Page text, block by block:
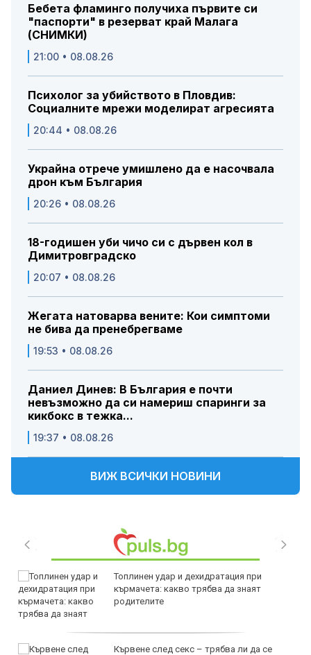
Бебета фламинго получиха първите си
"паспорти" в резерват край Малага
(СНИМКИ)
21:00 • 08.08.26
Психолог за убийството в Пловдив:
Социалните мрежи моделират агресията
20:44 • 08.08.26
Украйна отрече умишлено да е насочвала
дрон към България
20:26 • 08.08.26
18-годишен уби чичо си с дървен кол в
Димитровградско
20:07 • 08.08.26
Жегата натоварва вените: Кои симптоми
не бива да пренебрегваме
19:53 • 08.08.26
Даниел Динев: В България е почти
невъзможно да си намериш спаринги за
кикбокс в тежка...
19:37 • 08.08.26
ВИЖ ВСИЧКИ НОВИНИ
Топлинен удар и дехидратация при
кърмачета: какво трябва да знаят
родителите
Кървене след секс – трябва ли да се